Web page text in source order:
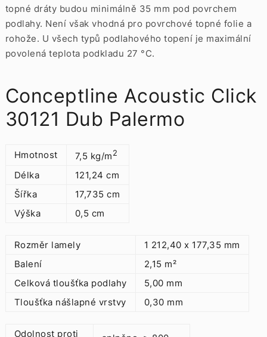
topné dráty budou minimálně 35 mm pod povrchem
podlahy. Není však vhodná pro povrchové topné folie a
rohože. U všech typů podlahového topení je maximální
povolená teplota podkladu 27 °C.
Conceptline Acoustic Click
30121 Dub Palermo
Hmotnost 7,5 kg/m 2
Délka
121,24 cm
Šířka
17,735 cm
Výška
0,5 cm
Rozměr lamely
1 212,40 x 177,35 mm
Balení
2,15 m²
Celková tloušťka podlahy
5,00 mm
Tloušťka nášlapné vrstvy
0,30 mm
Odolnost proti